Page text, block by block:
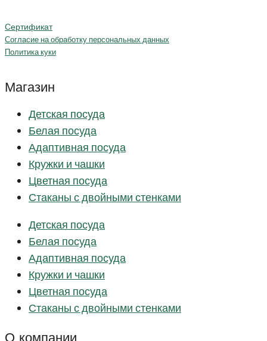
Сертификат
Согласие на обработку персональных данных
Политика куки
Магазин
Детская посуда
Белая посуда
Адаптивная посуда
Кружки и чашки
Цветная посуда
Стаканы с двойными стенками
Детская посуда
Белая посуда
Адаптивная посуда
Кружки и чашки
Цветная посуда
Стаканы с двойными стенками
О компании